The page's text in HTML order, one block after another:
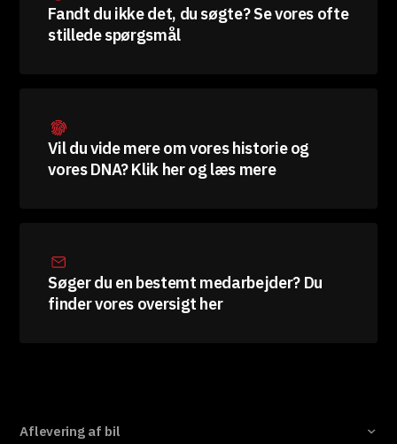
Fandt du ikke det, du søgte? Se vores ofte
stillede spørgsmål
Vil du vide mere om vores historie og
vores DNA? Klik her og læs mere
Søger du en bestemt medarbejder? Du
finder vores oversigt her
Aflevering af bil